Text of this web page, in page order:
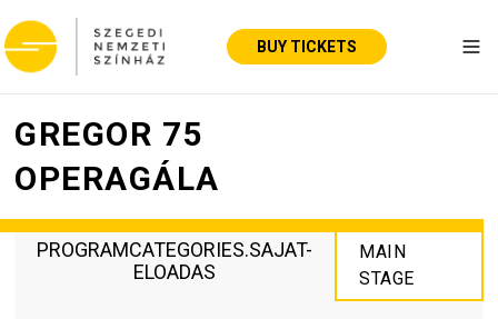
BUY TICKETS
GREGOR 75
OPERAGÁLA
PROGRAMCATEGORIES.SAJAT-
ELOADAS
MAIN
STAGE